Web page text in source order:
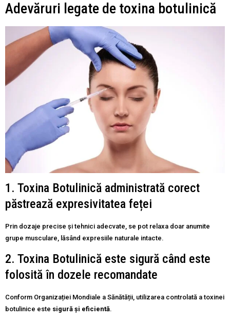
Adevăruri legate de toxina botulinică
1. Toxina Botulinică administrată corect
păstrează expresivitatea feței
Prin dozaje precise și tehnici adecvate, se pot relaxa doar anumite
grupe musculare, lăsând expresiile naturale intacte.
2. Toxina Botulinică este sigură când este
folosită în dozele recomandate
Conform Organizației Mondiale a Sănătății, utilizarea controlată a toxinei
botulinice este sigură și eficientă.